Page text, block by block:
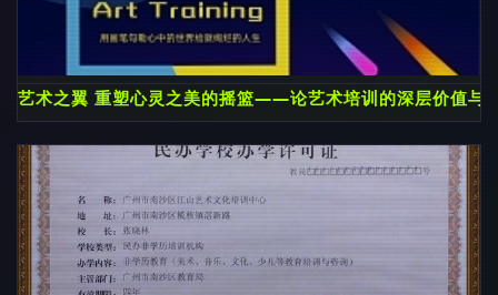
艺术之翼 重塑心灵之美的摇篮——论艺术培训的深层价值与